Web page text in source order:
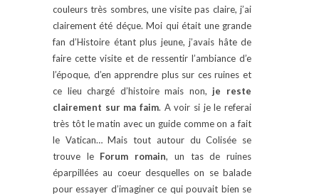
couleurs très sombres, une visite pas claire, j’ai
clairement été déçue. Moi qui était une grande
fan d’Histoire étant plus jeune, j’avais hâte de
faire cette visite et de ressentir l’ambiance d’e
l’époque, d’en apprendre plus sur ces ruines et
ce lieu chargé d’histoire mais non, je reste
clairement sur ma faim. A voir si je le referai
très tôt le matin avec un guide comme on a fait
le Vatican… Mais tout autour du Colisée se
trouve le Forum romain, un tas de ruines
éparpillées au coeur desquelles on se balade
pour essayer d’imaginer ce qui pouvait bien se